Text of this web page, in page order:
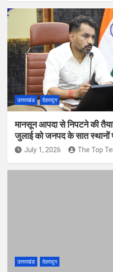
उत्तराखंड देहरादून
मानसून आपदा से निपटने की
जुलाई को जनपद के सात स्थानों
July 1, 2026 The Top
उत्तराखंड देहरादून